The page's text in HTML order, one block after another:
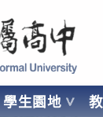
University
學生園地